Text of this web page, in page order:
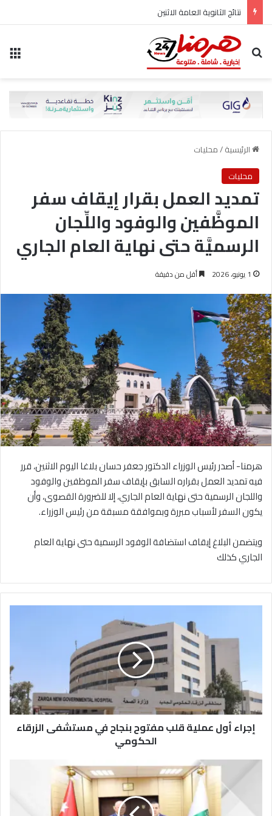
نتائج الثانوية العامة الاثنين
بحث عن
الرئيسية/محليات
محليات
تمديد العمل بقرار إيقاف سفر
الموظَّفين والوفود واللِّجان
الرسميَّة حتى نهاية العام الجاري
1 يونيو، 2026 أقل من دقيقة
هرمنا- أصدر رئيس الوزراء الدكتور جعفر حسان بلاغا اليوم الاثنين، قرر
فيه تمديد العمل بقراره السابق بإيقاف سفر الموظفين والوفود
واللجان الرسمية حتى نهاية العام الجاري، إلا للضرورة القصوى، وأن
يكون السفر لأسباب مبررة وبموافقة مسبقة من رئيس الوزراء.
ويتضمن البلاغ إيقاف استضافة الوفود الرسمية حتى نهاية العام
الجاري كذلك
ل
ع
ة
إجراء أول عملية قلب مفتوح بنجاح في مستشفى الزرقاء
الحكومي